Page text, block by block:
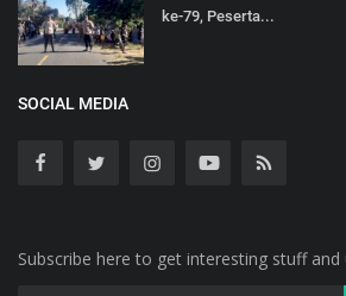
ke-79, Peserta...
SOCIAL MEDIA
Subscribe here to get interesting stuff and